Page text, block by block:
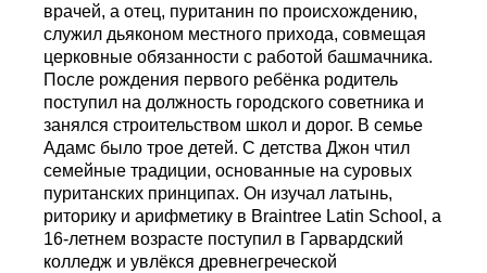
врачей, а отец, пуританин по происхождению,
служил дьяконом местного прихода, совмещая
церковные обязанности с работой башмачника.
После рождения первого ребёнка родитель
поступил на должность городского советника и
занялся строительством школ и дорог. В семье
Адамс было трое детей. С детства Джон чтил
семейные традиции, основанные на суровых
пуританских принципах. Он изучал латынь,
риторику и арифметику в Braintree Latin School, а
16-летнем возрасте поступил в Гарвардский
колледж и увлёкся древнегреческой